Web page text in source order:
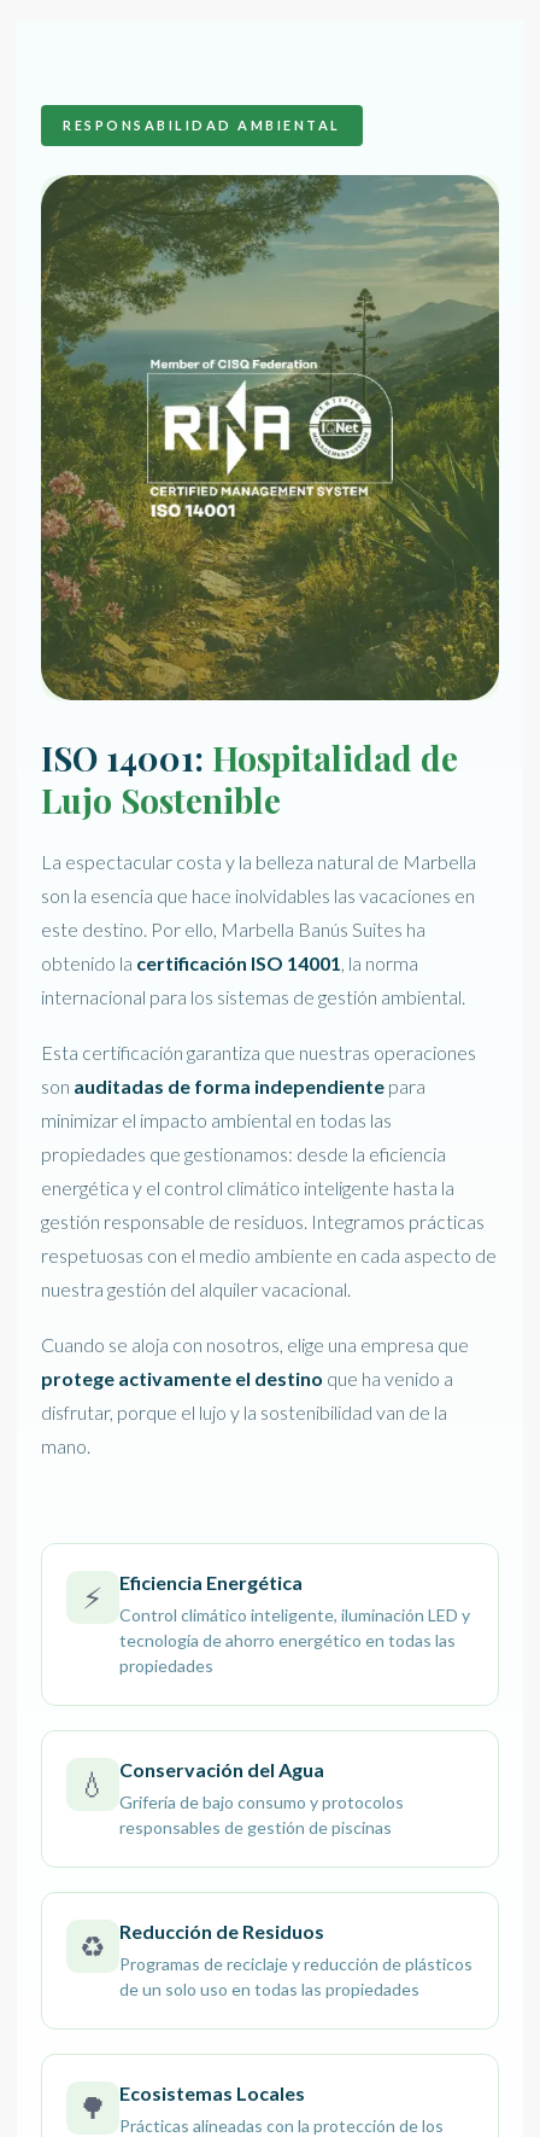
RESPONSABILIDAD AMBIENTAL
ISO 14001: Hospitalidad de
Lujo Sostenible
La espectacular costa y la belleza natural de Marbella
son la esencia que hace inolvidables las vacaciones en
este destino. Por ello, Marbella Banús Suites ha
obtenido la certificación ISO 14001 , la norma
internacional para los sistemas de gestión ambiental.
Esta certificación garantiza que nuestras operaciones
son auditadas de forma independiente para
minimizar el impacto ambiental en todas las
propiedades que gestionamos: desde la eficiencia
energética y el control climático inteligente hasta la
gestión responsable de residuos. Integramos prácticas
respetuosas con el medio ambiente en cada aspecto de
nuestra gestión del alquiler vacacional.
Cuando se aloja con nosotros, elige una empresa que
protege activamente el destino que ha venido a
disfrutar, porque el lujo y la sostenibilidad van de la
mano.
⚡ Eficiencia Energética
Control climático inteligente, iluminación LED y
tecnología de ahorro energético en todas las
propiedades
💧 Conservación del Agua
Grifería de bajo consumo y protocolos
responsables de gestión de piscinas
♻️ Reducción de Residuos
Programas de reciclaje y reducción de plásticos
de un solo uso en todas las propiedades
🌳 Ecosistemas Locales
Prácticas alineadas con la protección de los